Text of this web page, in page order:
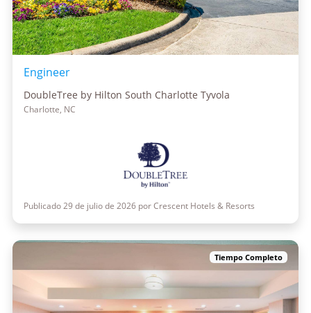
Engineer
DoubleTree by Hilton South Charlotte Tyvola
Charlotte, NC
Publicado 29 de julio de 2026 por Crescent Hotels & Resorts
Tiempo Completo